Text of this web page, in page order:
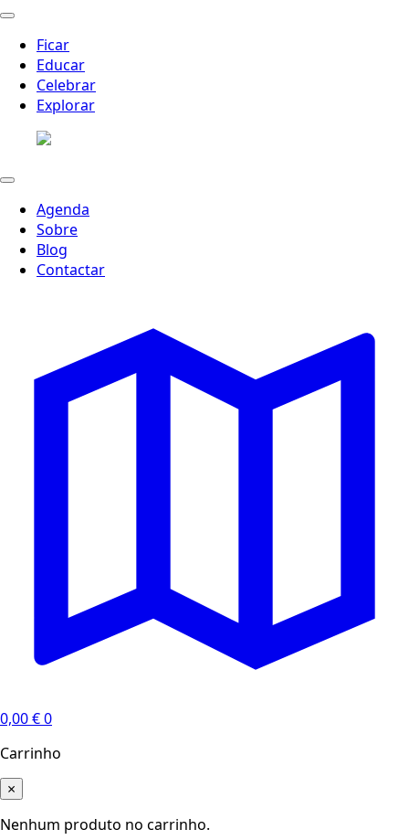
Ficar
Educar
Celebrar
Explorar
Agenda
Sobre
Blog
Contactar
0,00€0
Carrinho
×
Nenhum produto no carrinho.